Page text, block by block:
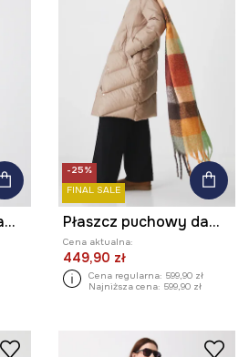
Płaszcz puchowy damski pikowany
-25%
FINAL SALE
Płaszcz puchowy damski pikowany
Cena aktualna:
449,90 zł
Cena regularna: 599,90 zł
Najniższa cena: 599,90 zł